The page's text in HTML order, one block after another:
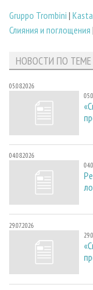
Gruppo Trombini |
Слияния и поглощения |
НОВОСТИ ПО ТЕМЕ
05.08.2026
04.08.2026
29.07.2026